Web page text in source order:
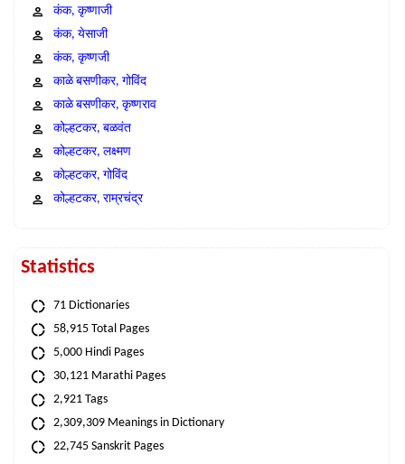
कंक, कृष्णाजी
कंक, येसाजी
कंक, कृष्णजी
काळे बसणीकर, गोविंद
काळे बसणीकर, कृष्णराव
कोल्हटकर, बळवंत
कोल्हटकर, लक्ष्मण
कोल्हटकर, गोविंद
कोल्हटकर, राम्रचंद्र
Statistics
71 Dictionaries
58,915 Total Pages
5,000 Hindi Pages
30,121 Marathi Pages
2,921 Tags
2,309,309 Meanings in Dictionary
22,745 Sanskrit Pages